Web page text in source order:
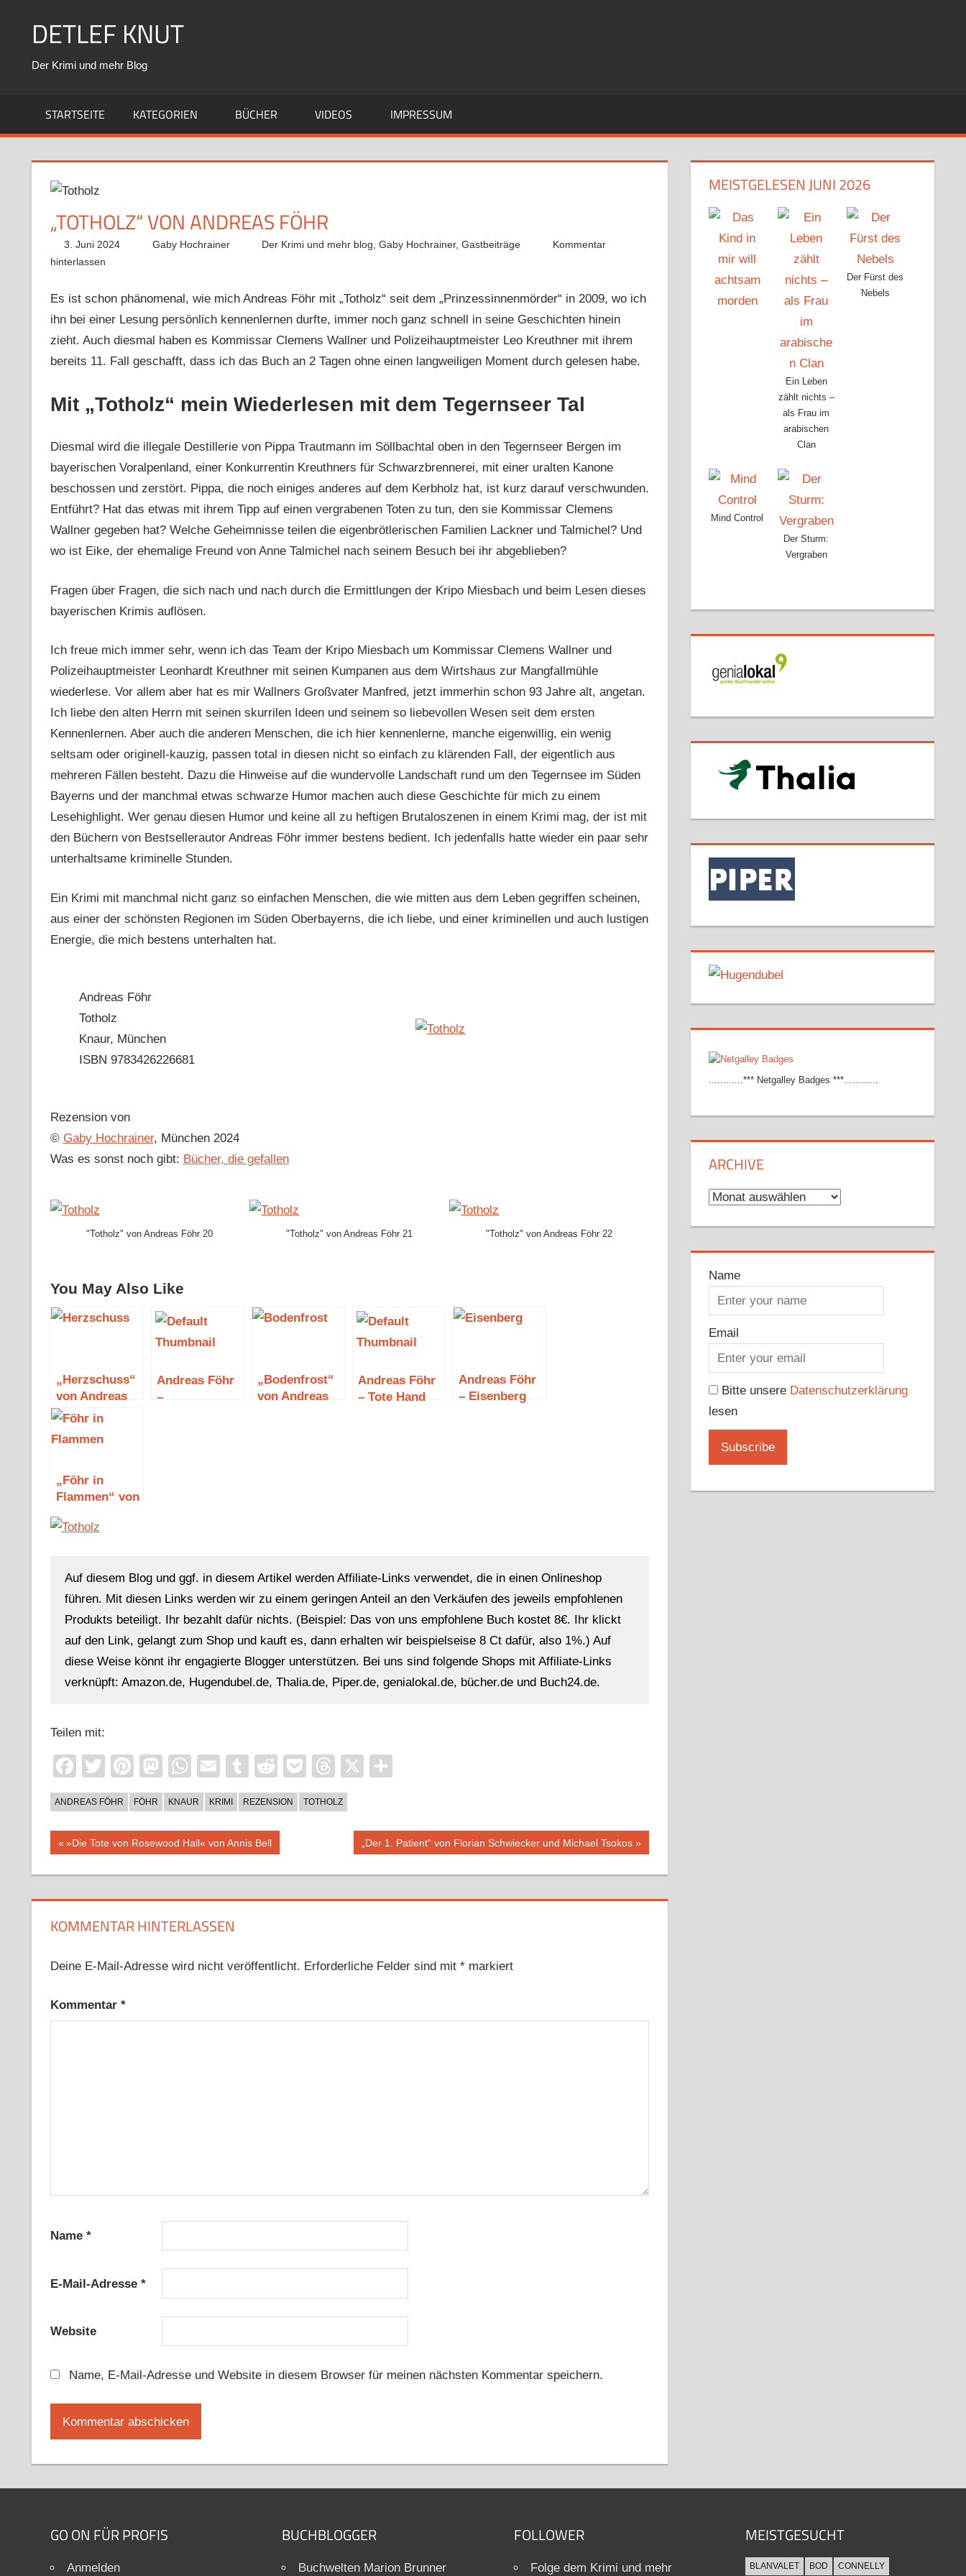
DETLEF KNUT
Der Krimi und mehr Blog
STARTSEITE KATEGORIEN BÜCHER VIDEOS IMPRESSUM
„TOTHOLZ“ VON ANDREAS FÖHR
3. Juni 2024 Gaby Hochrainer Der Krimi und mehr blog ,Gaby Hochrainer,Gastbeiträge
Kommentar
hinterlassen
Es ist schon phänomenal, wie mich Andreas Föhr mit „Totholz“ seit dem „Prinzessinnenmörder“ in 2009, wo ich
ihn bei einer Lesung persönlich kennenlernen durfte, immer noch ganz schnell in seine Geschichten hinein
zieht. Auch diesmal haben es Kommissar Clemens Wallner und Polizeihauptmeister Leo Kreuthner mit ihrem
bereits 11. Fall geschafft, dass ich das Buch an 2 Tagen ohne einen langweiligen Moment durch gelesen habe.
Mit „Totholz“ mein Wiederlesen mit dem Tegernseer Tal
Diesmal wird die illegale Destillerie von Pippa Trautmann im Söllbachtal oben in den Tegernseer Bergen im
bayerischen Voralpenland, einer Konkurrentin Kreuthners für Schwarzbrennerei, mit einer uralten Kanone
beschossen und zerstört. Pippa, die noch einiges anderes auf dem Kerbholz hat, ist kurz darauf verschwunden.
Entführt? Hat das etwas mit ihrem Tipp auf einen vergrabenen Toten zu tun, den sie Kommissar Clemens
Wallner gegeben hat? Welche Geheimnisse teilen die eigenbrötlerischen Familien Lackner und Talmichel? Und
wo ist Eike, der ehemalige Freund von Anne Talmichel nach seinem Besuch bei ihr abgeblieben?
Fragen über Fragen, die sich nach und nach durch die Ermittlungen der Kripo Miesbach und beim Lesen dieses
bayerischen Krimis auflösen.
Ich freue mich immer sehr, wenn ich das Team der Kripo Miesbach um Kommissar Clemens Wallner und
Polizeihauptmeister Leonhardt Kreuthner mit seinen Kumpanen aus dem Wirtshaus zur Mangfallmühle
wiederlese. Vor allem aber hat es mir Wallners Großvater Manfred, jetzt immerhin schon 93 Jahre alt, angetan.
Ich liebe den alten Herrn mit seinen skurrilen Ideen und seinem so liebevollen Wesen seit dem ersten
Kennenlernen. Aber auch die anderen Menschen, die ich hier kennenlerne, manche eigenwillig, ein wenig
seltsam oder originell-kauzig, passen total in diesen nicht so einfach zu klärenden Fall, der eigentlich aus
mehreren Fällen besteht. Dazu die Hinweise auf die wundervolle Landschaft rund um den Tegernsee im Süden
Bayerns und der manchmal etwas schwarze Humor machen auch diese Geschichte für mich zu einem
Lesehighlight. Wer genau diesen Humor und keine all zu heftigen Brutaloszenen in einem Krimi mag, der ist mit
den Büchern von Bestsellerautor Andreas Föhr immer bestens bedient. Ich jedenfalls hatte wieder ein paar sehr
unterhaltsame kriminelle Stunden.
Ein Krimi mit manchmal nicht ganz so einfachen Menschen, die wie mitten aus dem Leben gegriffen scheinen,
aus einer der schönsten Regionen im Süden Oberbayerns, die ich liebe, und einer kriminellen und auch lustigen
Energie, die mich bestens unterhalten hat.
Andreas Föhr
Totholz
Knaur, München
ISBN 9783426226681
Rezension von
© Gaby Hochrainer, München 2024
Was es sonst noch gibt: Bücher, die gefallen
"Totholz" von Andreas Föhr 20 "Totholz" von Andreas Föhr 21 "Totholz" von Andreas Föhr 22
You May Also Like
„Herzschuss“
von Andreas
Föhr
Andreas Föhr
–
„Bodenfrost“
von Andreas
Andreas Föhr
– Tote Hand
Andreas Föhr
– Eisenberg
„Föhr in
Flammen“ von
Silber
Auf diesem Blog und ggf. in diesem Artikel werden Affiliate-Links verwendet, die in einen Onlineshop
führen. Mit diesen Links werden wir zu einem geringen Anteil an den Verkäufen des jeweils empfohlenen
Produkts beteiligt. Ihr bezahlt dafür nichts. (Beispiel: Das von uns empfohlene Buch kostet 8€. Ihr klickt
auf den Link, gelangt zum Shop und kauft es, dann erhalten wir beispielseise 8 Ct dafür, also 1%.) Auf
diese Weise könnt ihr engagierte Blogger unterstützen. Bei uns sind folgende Shops mit Affiliate-Links
verknüpft: Amazon.de, Hugendubel.de, Thalia.de, Piper.de, genialokal.de, bücher.de und Buch24.de.
Teilen mit:
Facebook
TwitterPinterest
Mastodon
WhatsApp
EmailTumblr
RedditPocketThreads
X
ANDREAS FÖHR FÖHR KNAUR KRIMI REZENSION TOTHOLZ
Beitragsnavigation
Vorheriger
»Die Tote von Rosewood Hall« von Annis Bell
Nächster
„Der 1. Patient“ von Florian Schwiecker und Michael Tsokos
KOMMENTAR HINTERLASSEN
Deine E-Mail-Adresse wird nicht veröffentlicht. Erforderliche Felder sind mit *markiert
Kommentar *
Name *
E-Mail-Adresse *
Website
Name, E-Mail-Adresse und Website in diesem Browser für meinen nächsten Kommentar speichern.
MEISTGELESEN JUNI 2026
Ein Leben
zählt nichts –
als Frau im
arabischen
Clan
Der Fürst des
Nebels
Mind Control
Der Sturm:
Vergraben
............*** Netgalley Badges ***............
ARCHIVE
Archive
Name
Email
Bitte unsere Datenschutzerklärung
lesen
GO ON FÜR PROFIS
Anmelden
BUCHBLOGGER
Buchwelten Marion Brunner
FOLLOWER
Folge dem Krimi und mehr
MEISTGESUCHT
BLANVALET BOD CONNELLY